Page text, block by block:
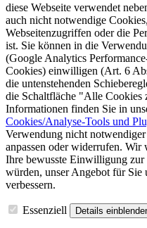
diese Webseite verwendet
auch nicht notwendige
Webseitenzugriffen oder die
ist. Sie können in die
(Google Analytics
Cookies) einwilligen (Art. 6
die untenstehenden
die Schaltfläche "Alle Cookies
Informationen finden Sie in
Cookies/Analyse-Tools und
Verwendung nicht
anpassen oder widerrufen. Wir
Ihre bewusste Einwilligung zur
würden, unser Angebot für Sie
verbessern.
Essenziell Details